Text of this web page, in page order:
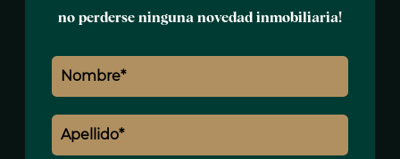
no perderse ninguna novedad inmobiliaria!
Nombre *